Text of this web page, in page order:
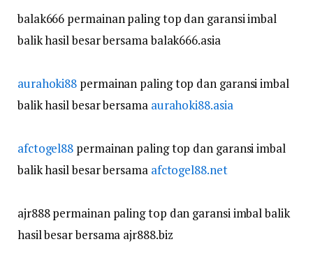
balak666 permainan paling top dan garansi imbal
balik hasil besar bersama balak666.asia
aurahoki88 permainan paling top dan garansi imbal
balik hasil besar bersama aurahoki88.asia
afctogel88 permainan paling top dan garansi imbal
balik hasil besar bersama afctogel88.net
ajr888 permainan paling top dan garansi imbal balik
hasil besar bersama ajr888.biz